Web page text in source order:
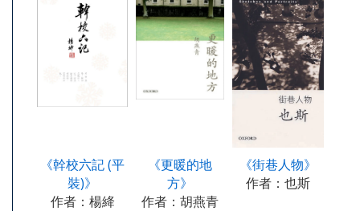
《幹校六記 (平
裝)》
作者：楊絳
《更暖的地
方》
作者：胡燕青
《街巷人物》
作者：也斯